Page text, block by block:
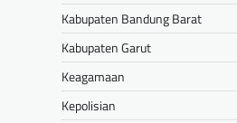
Kabupaten Bandung Barat
Kabupaten Garut
Keagamaan
Kepolisian